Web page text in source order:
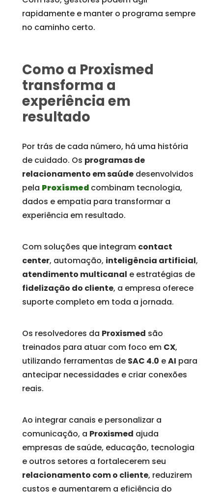
rapidamente e manter o programa sempre
no caminho certo.
Como a Proxismed
transforma a
experiência em
resultado
Por trás de cada número, há uma história
de cuidado. Os programas de
relacionamento em saúdedesenvolvidos
pela Proxismedcombinam tecnologia,
dados e empatia para transformar a
experiência em resultado.
Com soluções que integram contact
center, automação, inteligência artificial,
atendimento multicanal e estratégias de
fidelização do cliente, a empresa oferece
suporte completo em toda a jornada.
Os resolvedores da Proxismed são
treinados para atuar com foco em CX,
utilizando ferramentas de SAC 4.0 eAI para
antecipar necessidades e criar conexões
reais.
Ao integrar canais e personalizar a
comunicação, a Proxismed ajuda
empresas de saúde, educação, tecnologia
e outros setores a fortalecerem seu
relacionamento com o cliente, reduzirem
custos e aumentarem a eficiência do